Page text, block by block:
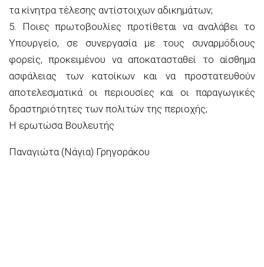
τα κίνητρα τέλεσης αντίστοιχων αδικημάτων;
5.
Ποιες πρωτοβουλίες προτίθεται να αναλάβει το
Υπουργείο, σε συνεργασία με τους συναρμόδιους
φορείς, προκειμένου να αποκατασταθεί το αίσθημα
ασφάλειας των κατοίκων και να προστατευθούν
αποτελεσματικά οι περιουσίες και οι παραγωγικές
δραστηριότητες των πολιτών της περιοχής;
Η ερωτώσα Βουλευτής
Παναγιώτα (Νάγια) Γρηγοράκου